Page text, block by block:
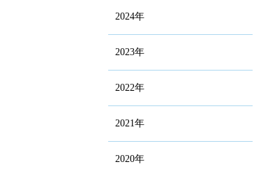
2024年
2023年
2022年
2021年
2020年